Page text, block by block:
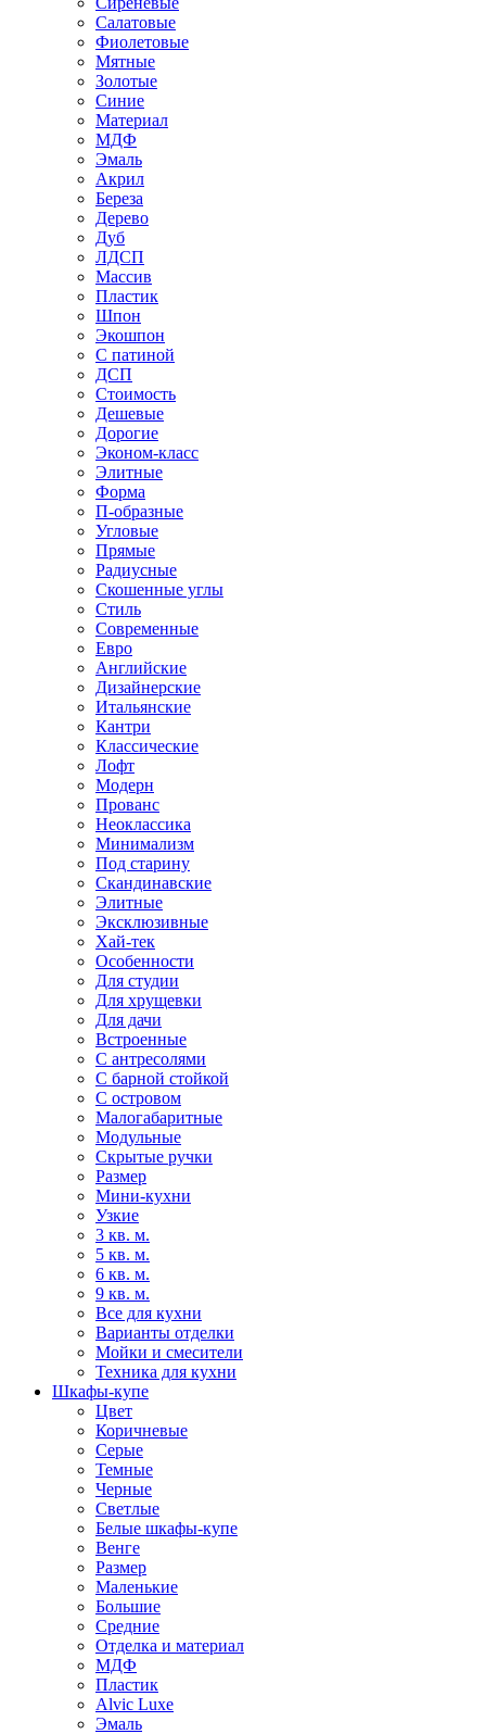
Салатовые
Фиолетовые
Мятные
Золотые
Синие
Материал
МДФ
Эмаль
Акрил
Береза
Дерево
Дуб
ЛДСП
Массив
Пластик
Шпон
Экошпон
С патиной
ДСП
Стоимость
Дешевые
Дорогие
Эконом-класс
Элитные
Форма
П-образные
Угловые
Прямые
Радиусные
Скошенные углы
Стиль
Современные
Евро
Английские
Дизайнерские
Итальянские
Кантри
Классические
Лофт
Модерн
Прованс
Неоклассика
Минимализм
Под старину
Скандинавские
Элитные
Эксклюзивные
Хай-тек
Особенности
Для студии
Для хрущевки
Для дачи
Встроенные
С антресолями
С барной стойкой
С островом
Малогабаритные
Модульные
Скрытые ручки
Размер
Мини-кухни
Узкие
3 кв. м.
5 кв. м.
6 кв. м.
9 кв. м.
Все для кухни
Варианты отделки
Мойки и смесители
Техника для кухни
Шкафы-купе
Цвет
Коричневые
Серые
Темные
Черные
Светлые
Белые шкафы-купе
Венге
Размер
Маленькие
Большие
Средние
Отделка и материал
МДФ
Пластик
Alvic Luxe
Эмаль